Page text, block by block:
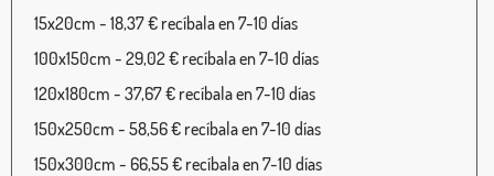
15x20cm - 18,37 € recíbala en 7-10 días
100x150cm - 29,02 € recíbala en 7-10 días
120x180cm - 37,67 € recíbala en 7-10 días
150x250cm - 58,56 € recíbala en 7-10 días
150x300cm - 66,55 € recíbala en 7-10 días